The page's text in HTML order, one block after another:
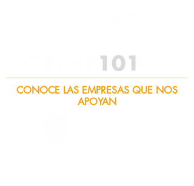
CONOCE LAS EMPRESAS QUE NOS
APOYAN